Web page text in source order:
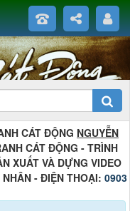
CÁT ĐỘNG NGUYỄN
CÁT ĐỘNG - TRÌNH
XUẤT VÀ DỰNG VIDEO
- ĐIỆN THOẠI: 0903